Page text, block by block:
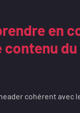
en
contenu
cohérent avec